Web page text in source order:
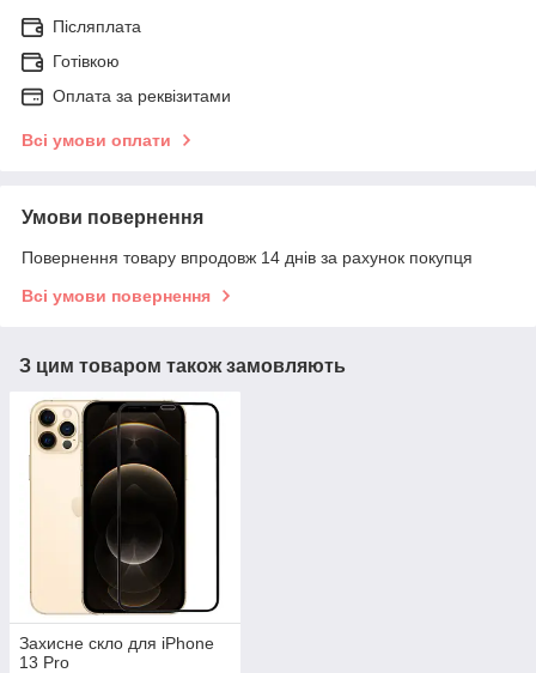
Післяплата
Готівкою
Оплата за реквізитами
Всі умови оплати
Умови повернення
Повернення товару впродовж 14 днів за рахунок покупця
Всі умови повернення
З цим товаром також замовляють
Захисне скло для iPhone
13 Pro